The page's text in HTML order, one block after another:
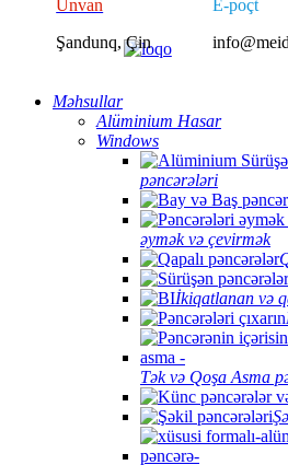
Ünvan
Şandunq, Çin
E-poçt
Məhsullar
Alüminium Hasar
Windows
pəncərələri
əymək və çevirmək
İkiqatlanan və
Tək və Qoşa Asma